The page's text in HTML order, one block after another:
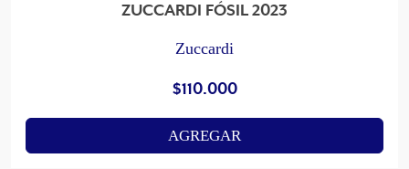
ZUCCARDI FÓSIL 2023
Zuccardi
$110.000
AGREGAR